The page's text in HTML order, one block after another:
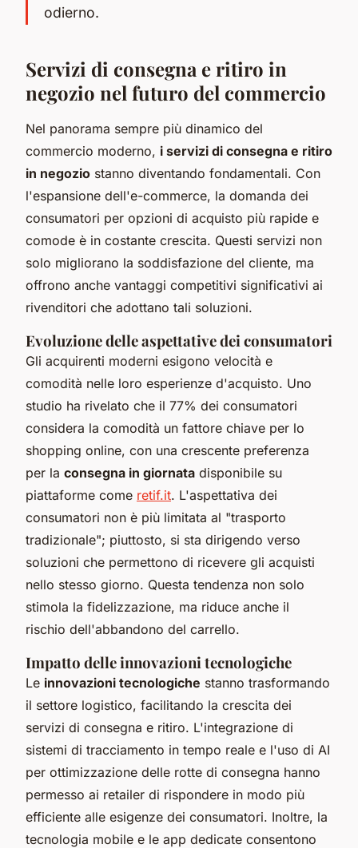
odierno.
Servizi di consegna e ritiro in
negozio nel futuro del commercio
Nel panorama sempre più dinamico del
commercio moderno, i servizi di consegna e ritiro
in negozio stanno diventando fondamentali. Con
l'espansione dell'e-commerce, la domanda dei
consumatori per opzioni di acquisto più rapide e
comode è in costante crescita. Questi servizi non
solo migliorano la soddisfazione del cliente, ma
offrono anche vantaggi competitivi significativi ai
rivenditori che adottano tali soluzioni.
Evoluzione delle aspettative dei consumatori
Gli acquirenti moderni esigono velocità e
comodità nelle loro esperienze d'acquisto. Uno
studio ha rivelato che il 77% dei consumatori
considera la comodità un fattore chiave per lo
shopping online, con una crescente preferenza
per la consegna in giornata disponibile su
piattaforme come retif.it. L'aspettativa dei
consumatori non è più limitata al "trasporto
tradizionale"; piuttosto, si sta dirigendo verso
soluzioni che permettono di ricevere gli acquisti
nello stesso giorno. Questa tendenza non solo
stimola la fidelizzazione, ma riduce anche il
rischio dell'abbandono del carrello.
Impatto delle innovazioni tecnologiche
Le innovazioni tecnologiche stanno trasformando
il settore logistico, facilitando la crescita dei
servizi di consegna e ritiro. L'integrazione di
sistemi di tracciamento in tempo reale e l'uso di AI
per ottimizzazione delle rotte di consegna hanno
permesso ai retailer di rispondere in modo più
efficiente alle esigenze dei consumatori. Inoltre, la
tecnologia mobile e le app dedicate consentono